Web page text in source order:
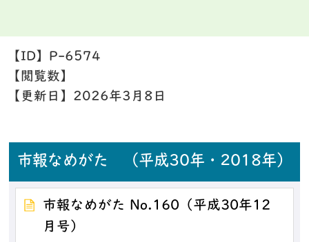
【ID】 P-6574
【閲覧数】
【更新日】 2026年3月8日
市報なめがた （平成30年・2018年）
市報なめがた No.160（平成30年12
月号）